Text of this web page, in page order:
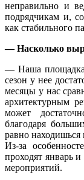
неправильно и
подрядчикам и,
как стабильного
— Насколько
— Наша площадка
сезон у нее
месяцы у нас
архитектурным
может
благодаря
равно находишься
Из-за
проходят январь
мероприятий.